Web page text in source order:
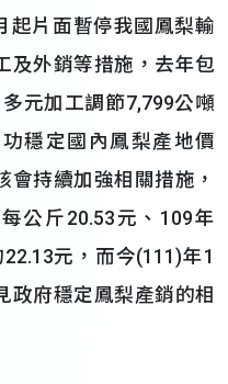
起片面暫停我國鳳梨輸
及外銷等措施，去年包
元加工調節7,799公噸
穩定國內鳳梨產地價
會持續加強相關措施，
公斤20.53元、109年
元，而今(111)年1
政府穩定鳳梨產銷的相